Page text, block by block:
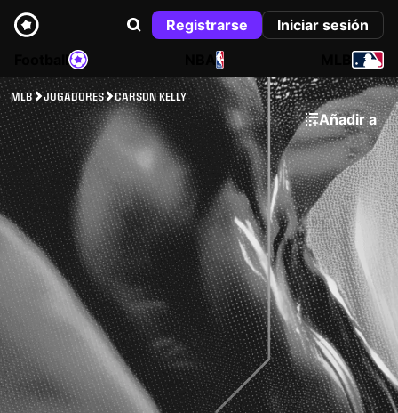
Registrarse
Iniciar sesión
NBA
MLB JUGADORES CARSON KELLY
Añadir a